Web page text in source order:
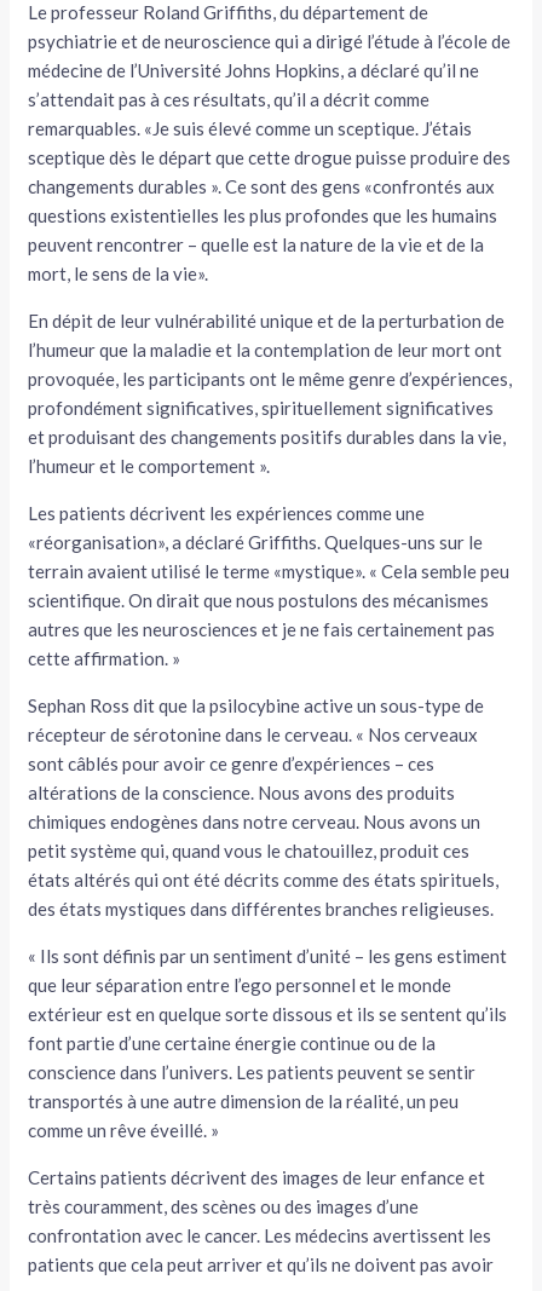
Le professeur Roland Griffiths, du département de
psychiatrie et de neuroscience qui a dirigé l’étude à l’école de
médecine de l’Université Johns Hopkins, a déclaré qu’il ne
s’attendait pas à ces résultats, qu’il a décrit comme
remarquables. «Je suis élevé comme un sceptique. J’étais
sceptique dès le départ que cette drogue puisse produire des
changements durables ». Ce sont des gens «confrontés aux
questions existentielles les plus profondes que les humains
peuvent rencontrer – quelle est la nature de la vie et de la
mort, le sens de la vie».
En dépit de leur vulnérabilité unique et de la perturbation de
l’humeur que la maladie et la contemplation de leur mort ont
provoquée, les participants ont le même genre d’expériences,
profondément significatives, spirituellement significatives
et produisant des changements positifs durables dans la vie,
l’humeur et le comportement ».
Les patients décrivent les expériences comme une
«réorganisation», a déclaré Griffiths. Quelques-uns sur le
terrain avaient utilisé le terme «mystique». « Cela semble peu
scientifique. On dirait que nous postulons des mécanismes
autres que les neurosciences et je ne fais certainement pas
cette affirmation. »
Sephan Ross dit que la psilocybine active un sous-type de
récepteur de sérotonine dans le cerveau. « Nos cerveaux
sont câblés pour avoir ce genre d’expériences – ces
altérations de la conscience. Nous avons des produits
chimiques endogènes dans notre cerveau. Nous avons un
petit système qui, quand vous le chatouillez, produit ces
états altérés qui ont été décrits comme des états spirituels,
des états mystiques dans différentes branches religieuses.
« Ils sont définis par un sentiment d’unité – les gens estiment
que leur séparation entre l’ego personnel et le monde
extérieur est en quelque sorte dissous et ils se sentent qu’ils
font partie d’une certaine énergie continue ou de la
conscience dans l’univers. Les patients peuvent se sentir
transportés à une autre dimension de la réalité, un peu
comme un rêve éveillé. »
Certains patients décrivent des images de leur enfance et
très couramment, des scènes ou des images d’une
confrontation avec le cancer. Les médecins avertissent les
patients que cela peut arriver et qu’ils ne doivent pas avoir